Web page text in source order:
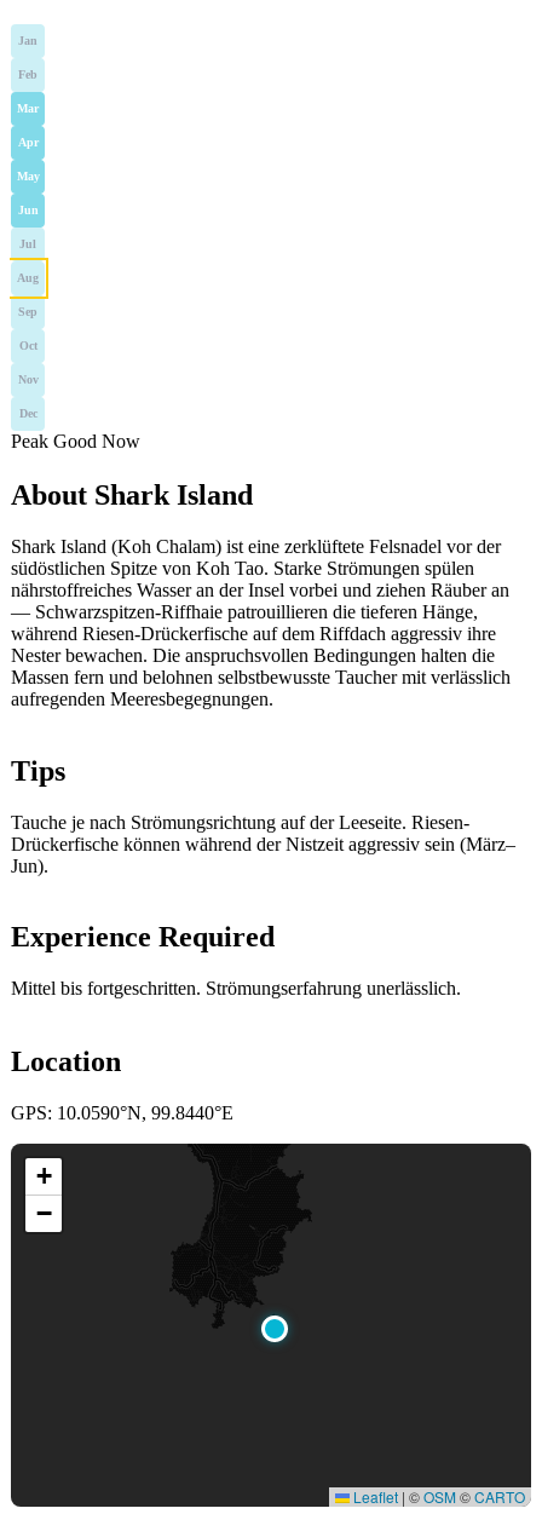
Jan
Feb
Mar
Apr
May
Jun
Jul
Aug
Sep
Oct
Nov
Dec
Peak Good Now
About Shark Island
Shark Island (Koh Chalam) ist eine zerklüftete Felsnadel vor der
südöstlichen Spitze von Koh Tao. Starke Strömungen spülen
nährstoffreiches Wasser an der Insel vorbei und ziehen Räuber an
— Schwarzspitzen-Riffhaie patrouillieren die tieferen Hänge,
während Riesen-Drückerfische auf dem Riffdach aggressiv ihre
Nester bewachen. Die anspruchsvollen Bedingungen halten die
Massen fern und belohnen selbstbewusste Taucher mit verlässlich
aufregenden Meeresbegegnungen.
Tips
Tauche je nach Strömungsrichtung auf der Leeseite. Riesen-
Drückerfische können während der Nistzeit aggressiv sein (März–
Jun).
Experience Required
Mittel bis fortgeschritten. Strömungserfahrung unerlässlich.
Location
GPS: 10.0590°N, 99.8440°E
+
−
Leaflet | ©OSM©CARTO